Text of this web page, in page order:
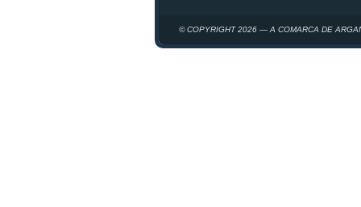
© COPYRIGHT 2026 — A COMARCA DE